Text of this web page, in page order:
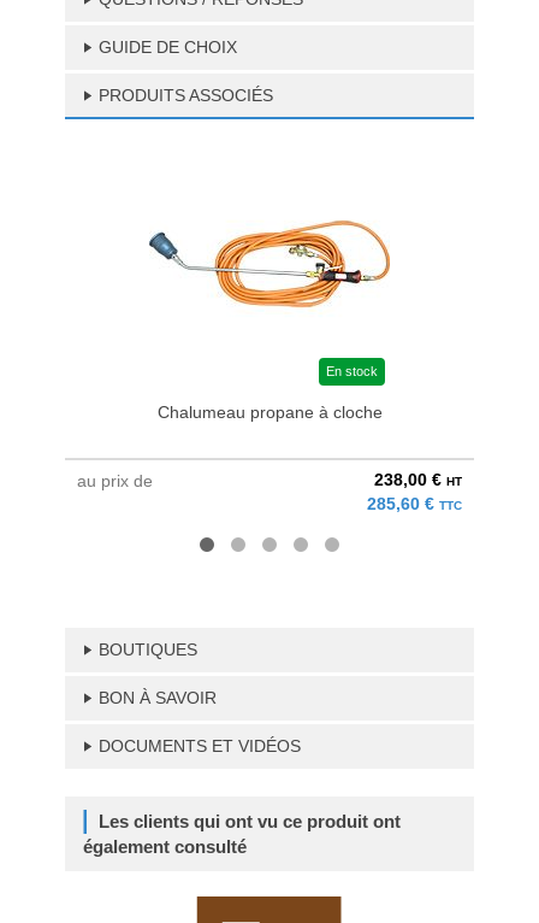
GUIDE DE CHOIX
PRODUITS ASSOCIÉS
En stock
Chalumeau propane à cloche
au prix de 238,00 € HT
285,60 € TTC
BOUTIQUES
BON À SAVOIR
DOCUMENTS ET VIDÉOS
Les clients qui ont vu ce produit ont
également consulté